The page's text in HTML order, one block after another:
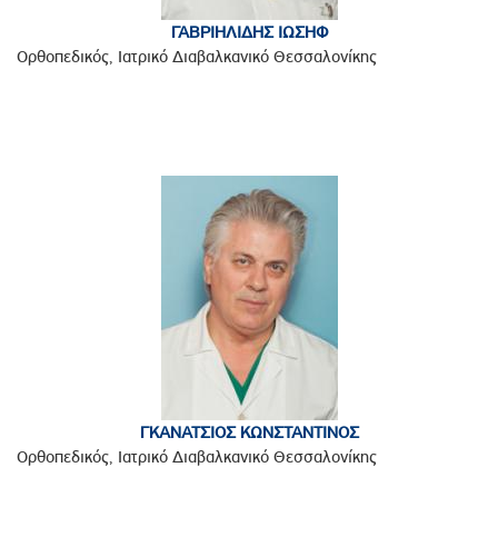
ΓΑΒΡΙΗΛΙΔΗΣ ΙΩΣΗΦ
Ορθοπεδικός, Ιατρικό Διαβαλκανικό Θεσσαλονίκης
ΓΚΑΝΑΤΣΙΟΣ ΚΩΝΣΤΑΝΤΙΝΟΣ
Ορθοπεδικός, Ιατρικό Διαβαλκανικό Θεσσαλονίκης